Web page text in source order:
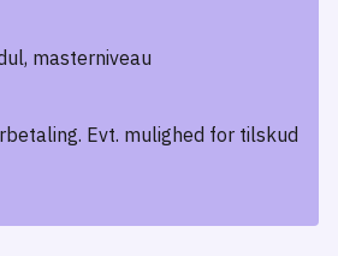
masterniveau
Evt. mulighed for tilskud